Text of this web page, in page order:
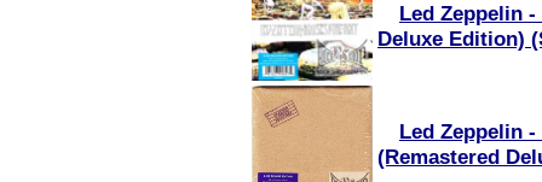
Led Zeppelin
Deluxe Edition)
Led Zeppelin
(Remastered